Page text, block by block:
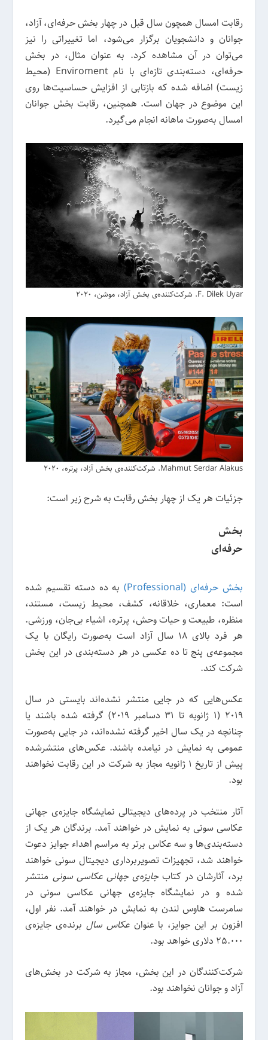
رقابت امسال همچون سال قبل در چهار بخش حرفه‌ای، آزاد،
جوانان و دانشجویان برگزار می‌شود، اما تغییراتی را نیز
می‌توان در آن مشاهده کرد. به عنوان مثال، در بخش
حرفه‌ای، دسته‌بندی تازه‌ای با نام Enviroment (محیط
زیست) اضافه شده که بازتابی از افزایش حساسیت‌ها روی
این موضوع در جهان است. همچنین، رقابت بخش جوانان
امسال به‌صورت ماهانه انجام می‌گیرد.
F. Dilek Uyar. شرکت‌کننده‌ی بخش آزاد، موشن، 2020
Mahmut Serdar Alakus. شرکت‌کننده‌ی بخش آزاد، پرتره، 2020
جزئیات هر یک از چهار بخش رقابت به شرح زیر است:
بخش
حرفه‌ای
بخش حرفه‌ای (Professional)
به ده دسته تقسیم شده
است: معماری، خلاقانه، کشف، محیط زیست، مستند،
منظره، طبیعت و حیات وحش، پرتره، اشیاء بی‌جان، ورزشی.
هر فرد بالای 18 سال آزاد است به‌صورت رایگان با یک
مجموعه‌ی پنج تا ده عکسی در هر دسته‌بندی در این بخش
شرکت کند.
عکس‌هایی که در جایی منتشر نشده‌اند بایستی در سال
2019 (1 ژانویه تا 31 دسامبر 2019) گرفته شده باشند یا
چنانچه در یک سال اخیر گرفته نشده‌اند، در جایی به‌صورت
عمومی به نمایش در نیامده باشند. عکس‌های منتشرشده
پیش از تاریخ 1 ژانویه مجاز به شرکت در این رقابت نخواهند
بود.
آثار منتخب در پرد‌ه‌های دیجیتالی نمایشگاه جایزه‌ی جهانی
عکاسی سونی به نمایش در خواهند آمد. برندگان هر یک از
دسته‌بندی‌ها و سه عکاس برتر به مراسم اهداء جوایز دعوت
خواهند شد، تجهیزات تصویربرداری دیجیتال سونی خواهند
برد، آثارشان در کتابجایزه‌ی جهانی عکاسی سونی منتشر
شده و در نمایشگاه جایزه‌ی جهانی عکاسی سونی در
سامرست هاوس لندن به نمایش در خواهند آمد. نفر اول،
افزون بر این جوایز، با عنوانعکاس سالبرنده‌ی جایزه‌ی
25.000 دلاری خواهد بود.
شرکت‌کنندگان در این بخش، مجاز به شرکت در بخش‌های
آزاد و جوانان نخواهند بود.